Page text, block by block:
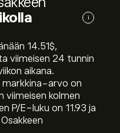
i
14.51‎$‎,
viimeisen 24 tunnin
aikana.
markkina-arvo on
viimeisen kolmen
P/E-luku on 11.93 ja